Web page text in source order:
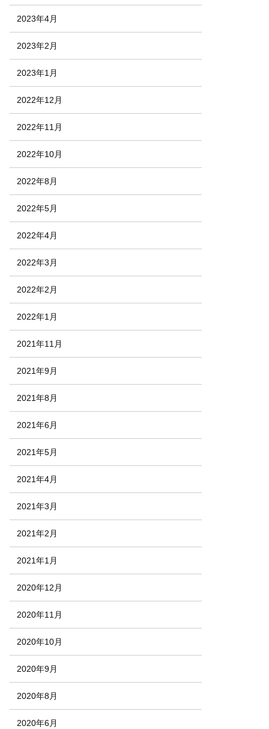
2023年4月
2023年2月
2023年1月
2022年12月
2022年11月
2022年10月
2022年8月
2022年5月
2022年4月
2022年3月
2022年2月
2022年1月
2021年11月
2021年9月
2021年8月
2021年6月
2021年5月
2021年4月
2021年3月
2021年2月
2021年1月
2020年12月
2020年11月
2020年10月
2020年9月
2020年8月
2020年6月